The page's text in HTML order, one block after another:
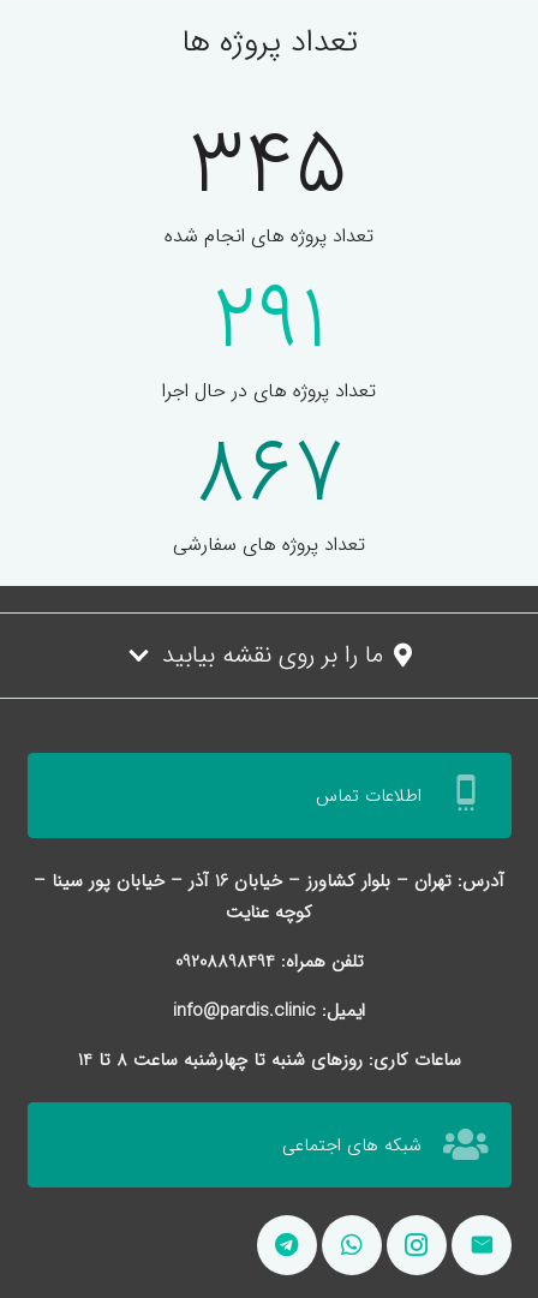
تعداد پروژه ها
345
تعداد پروژه های انجام شده
291
تعداد پروژه های در حال اجرا
867
تعداد پروژه های سفارشی
ما را بر روی نقشه بیابید
settings_cell اطلاعات تماس
آدرس: تهران – بلوار کشاورز – خیابان 16 آذر – خیابان پور سینا –
کوچه عنایت
تلفن همراه: 09208898494
ایمیل: info@pardis.clinic
ساعات کاری: روزهای شنبه تا چهارشنبه ساعت 8 تا 14
شبکه های اجتماعی